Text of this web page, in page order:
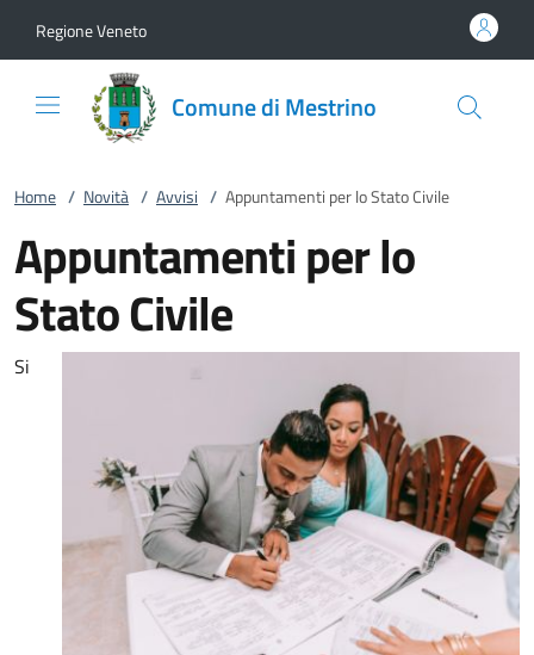
Regione Veneto
Comune di Mestrino
Home / Novità / Avvisi / Appuntamenti per lo Stato Civile
Appuntamenti per lo
Stato Civile
Si